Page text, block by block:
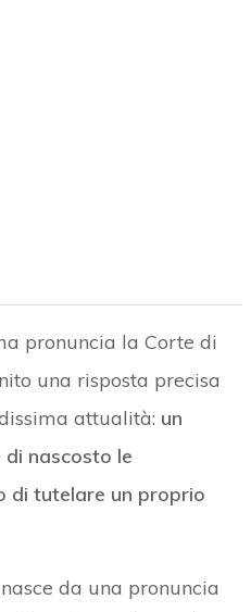
pronuncia la Corte di
una risposta precisa
attualità: un
nascosto le
di tutelare un proprio
da una pronuncia